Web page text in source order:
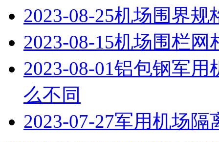
2023-08-25机场围界规
2023-08-15机场围栏网
2023-08-01铝包钢军用
么不同
2023-07-27军用机场隔